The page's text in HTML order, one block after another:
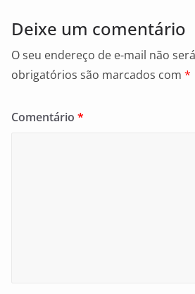
Deixe um comentário
O seu endereço de e-mail não
obrigatórios são marcados com *
Comentário *